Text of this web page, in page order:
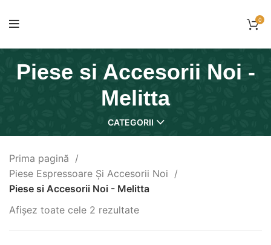
0
Piese si Accesorii Noi -
Melitta
CATEGORII
Prima pagină
Piese Espressoare Și Accesorii Noi
Piese si Accesorii Noi - Melitta
Afișez toate cele 2 rezultate